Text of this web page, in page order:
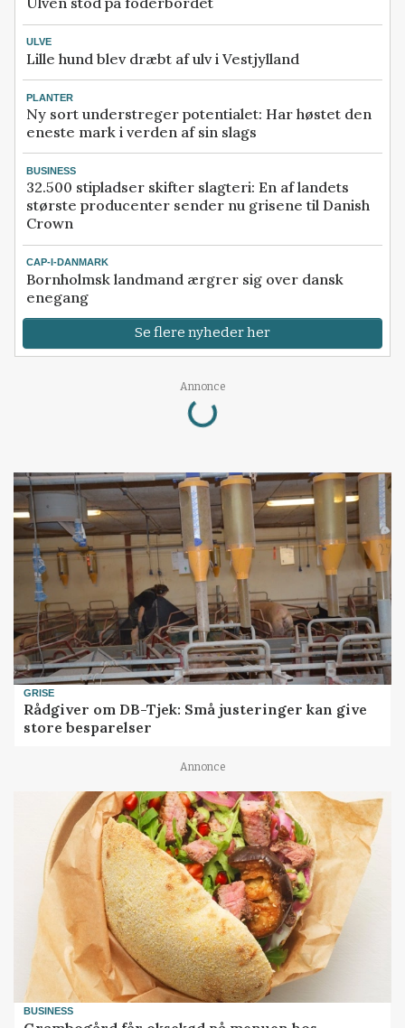
ULVE
Lille hund blev dræbt af ulv i Vestjylland
PLANTER
Ny sort understreger potentialet: Har høstet den
eneste mark i verden af sin slags
BUSINESS
32.500 stipladser skifter slagteri: En af landets
største producenter sender nu grisene til Danish
Crown
CAP-I-DANMARK
Bornholmsk landmand ærgrer sig over dansk
enegang
Se flere nyheder her
Annonce
Loading...
GRISE
Rådgiver om DB-Tjek: Små justeringer kan give
store besparelser
Annonce
BUSINESS